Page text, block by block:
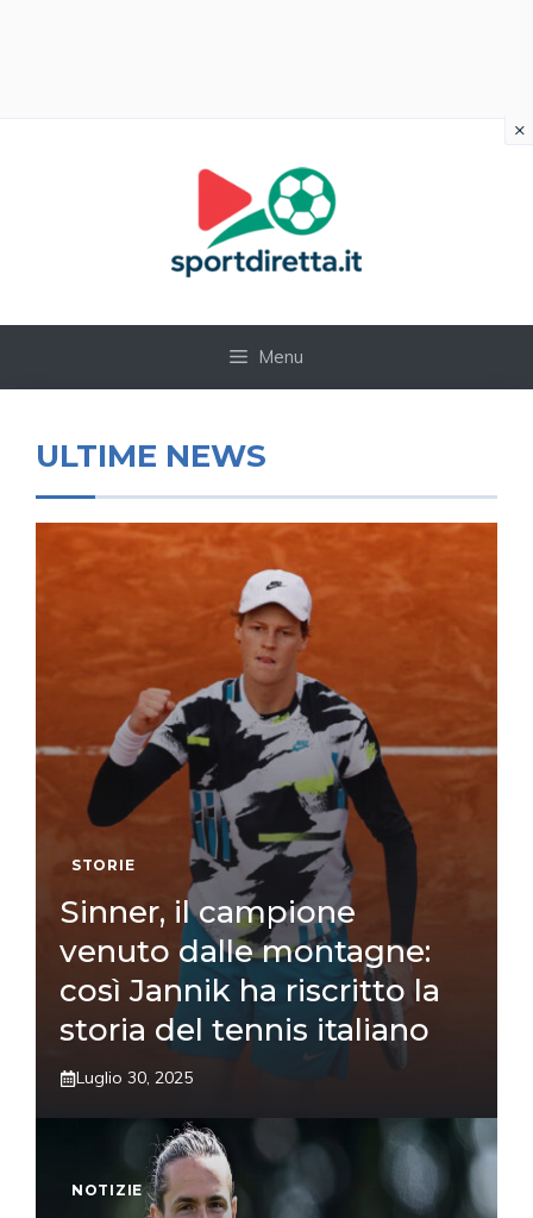
Menu
ULTIME NEWS
STORIE
Sinner, il campione
venuto dalle montagne:
così Jannik ha riscritto la
storia del tennis italiano
Luglio 30, 2025
NOTIZIE
×